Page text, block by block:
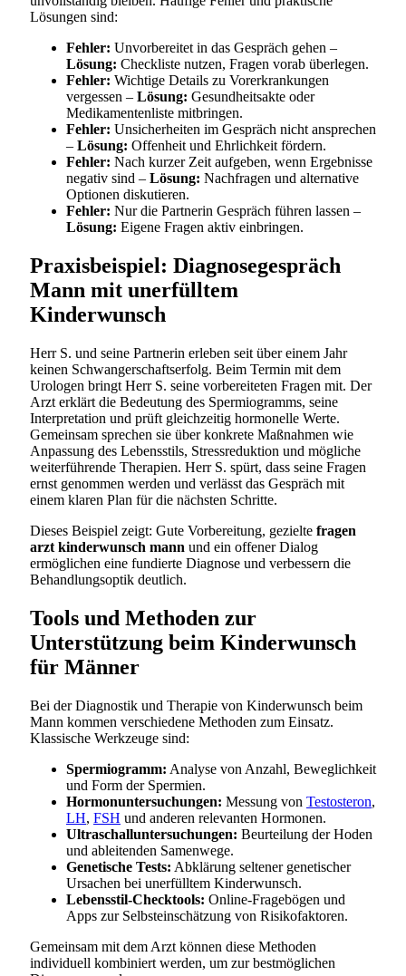
Lösungen sind:
Fehler: Unvorbereitet in das Gespräch gehen –
Lösung: Checkliste nutzen, Fragen vorab überlegen.
Fehler: Wichtige Details zu Vorerkrankungen
vergessen – Lösung: Gesundheitsakte oder
Medikamentenliste mitbringen.
Fehler: Unsicherheiten im Gespräch nicht ansprechen
– Lösung: Offenheit und Ehrlichkeit fördern.
Fehler: Nach kurzer Zeit aufgeben, wenn Ergebnisse
negativ sind – Lösung: Nachfragen und alternative
Optionen diskutieren.
Fehler: Nur die Partnerin Gespräch führen lassen –
Lösung: Eigene Fragen aktiv einbringen.
Praxisbeispiel: Diagnosegespräch
Mann mit unerfülltem
Kinderwunsch
Herr S. und seine Partnerin erleben seit über einem Jahr
keinen Schwangerschaftserfolg. Beim Termin mit dem
Urologen bringt Herr S. seine vorbereiteten Fragen mit. Der
Arzt erklärt die Bedeutung des Spermiogramms, seine
Interpretation und prüft gleichzeitig hormonelle Werte.
Gemeinsam sprechen sie über konkrete Maßnahmen wie
Anpassung des Lebensstils, Stressreduktion und mögliche
weiterführende Therapien. Herr S. spürt, dass seine Fragen
ernst genommen werden und verlässt das Gespräch mit
einem klaren Plan für die nächsten Schritte.
Dieses Beispiel zeigt: Gute Vorbereitung, gezielte fragen
arzt kinderwunsch mann und ein offener Dialog
ermöglichen eine fundierte Diagnose und verbessern die
Behandlungsoptik deutlich.
Tools und Methoden zur
Unterstützung beim Kinderwunsch
für Männer
Bei der Diagnostik und Therapie von Kinderwunsch beim
Mann kommen verschiedene Methoden zum Einsatz.
Klassische Werkzeuge sind:
Spermiogramm: Analyse von Anzahl, Beweglichkeit
und Form der Spermien.
Hormonuntersuchungen: Messung von Testosteron,
LH, FSH und anderen relevanten Hormonen.
Ultraschalluntersuchungen: Beurteilung der Hoden
und ableitenden Samenwege.
Genetische Tests: Abklärung seltener genetischer
Ursachen bei unerfülltem Kinderwunsch.
Lebensstil-Checktools: Online-Fragebögen und
Apps zur Selbsteinschätzung von Risikofaktoren.
Gemeinsam mit dem Arzt können diese Methoden
individuell kombiniert werden, um zur bestmöglichen